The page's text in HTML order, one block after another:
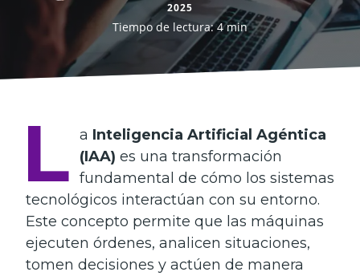
2025
Tiempo de lectura: 4 min
L a Inteligencia Artificial Agéntica
(IAA) es una transformación
fundamental de cómo los sistemas
tecnológicos interactúan con su entorno.
Este concepto permite que las máquinas
ejecuten órdenes, analicen situaciones,
tomen decisiones y actúen de manera